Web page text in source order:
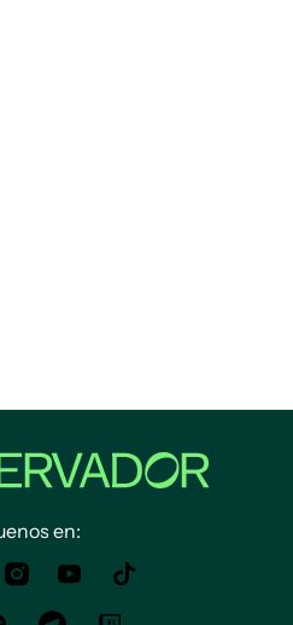
en: